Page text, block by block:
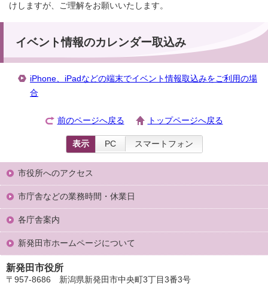
けしますが、ご理解をお願いいたします。
イベント情報のカレンダー取込み
iPhone、iPadなどの端末でイベント情報取込みをご利用の場
合
前のページへ戻る トップページへ戻る
表示 PC スマートフォン
市役所へのアクセス
市庁舎などの業務時間・休業日
各庁舎案内
新発田市ホームページについて
新発田市役所
〒957-8686 新潟県新発田市中央町3丁目3番3号